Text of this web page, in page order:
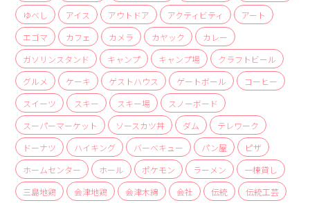
相談窓口
アクセス
お問い合わせ
ゆべし
アイス アウトドア アクティビティ
アート
エゴマ
カフェ カメラ カヤック
カレー
ガソリンスタンド
キャンプ キャンプ場
クラフトビール
グルメ
ケーキ ゲストハウス ゲートボール
コーヒー
スイーツ
スキー スキー場
スノーボード
スーパーマーケット
ソースカツ丼 ダム
テレワーク
ドーナツ
ハイキング バーベキュー パン屋
ピザ
ホームセンター
ホール ポケモン ラーメン
一棟貸し
三島地鶏
会津地鶏 会津木綿 会社 伝統
伝統工芸